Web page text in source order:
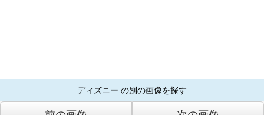
ディズニー の別の画像を探す